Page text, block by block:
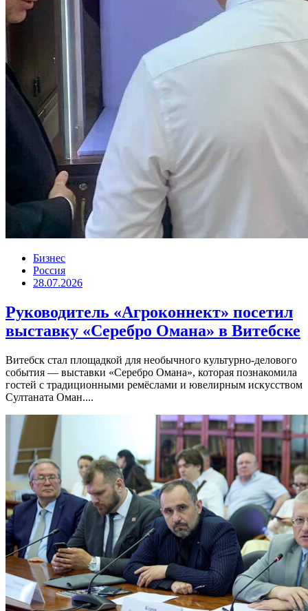
Бизнес
Россия
28.07.2026
Руководитель «Агроконнект» посетил
выставку «Серебро Омана» в Витебске
Витебск стал площадкой для необычного культурно-делового
события — выставки «Серебро Омана», которая познакомила
гостей с традиционными ремёслами и ювелирным искусством
Султаната Оман....